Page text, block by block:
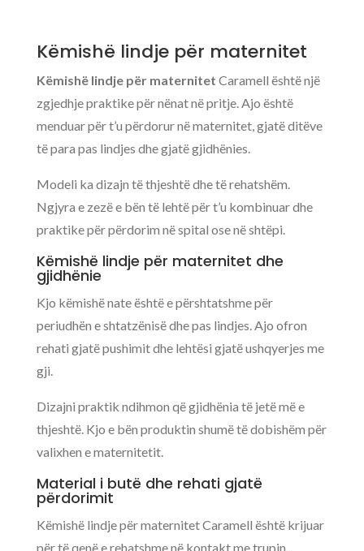
Këmishë lindje për maternitet
Këmishë lindje për maternitet Caramell është një
zgjedhje praktike për nënat në pritje. Ajo është
menduar për t’u përdorur në maternitet, gjatë ditëve
të para pas lindjes dhe gjatë gjidhënies.
Modeli ka dizajn të thjeshtë dhe të rehatshëm.
Ngjyra e zezë e bën të lehtë për t’u kombinuar dhe
praktike për përdorim në spital ose në shtëpi.
Këmishë lindje për maternitet dhe
gjidhënie
Kjo këmishë nate është e përshtatshme për
periudhën e shtatzënisë dhe pas lindjes. Ajo ofron
rehati gjatë pushimit dhe lehtësi gjatë ushqyerjes me
gji.
Dizajni praktik ndihmon që gjidhënia të jetë më e
thjeshtë. Kjo e bën produktin shumë të dobishëm për
valixhen e maternitetit.
Material i butë dhe rehati gjatë
përdorimit
Këmishë lindje për maternitet Caramell është krijuar
për të qenë e rehatshme në kontakt me trupin.